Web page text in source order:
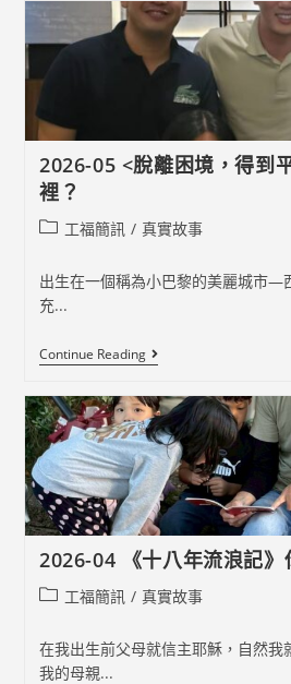
帝
祝
福
我
的
2026-05 <脫離困境，得到
裡？
Post工福簡訊 / 真實故事
出生在一個稱為小巴黎的美麗城市—
充...
Continue Reading2026-
05
脫
離
困
境，
得
到
平
安
>
出
在
2026-04 《十八年流浪記》
Post工福簡訊 / 真實故事
在我出生前父母就信主耶穌，自然我
我的母親...